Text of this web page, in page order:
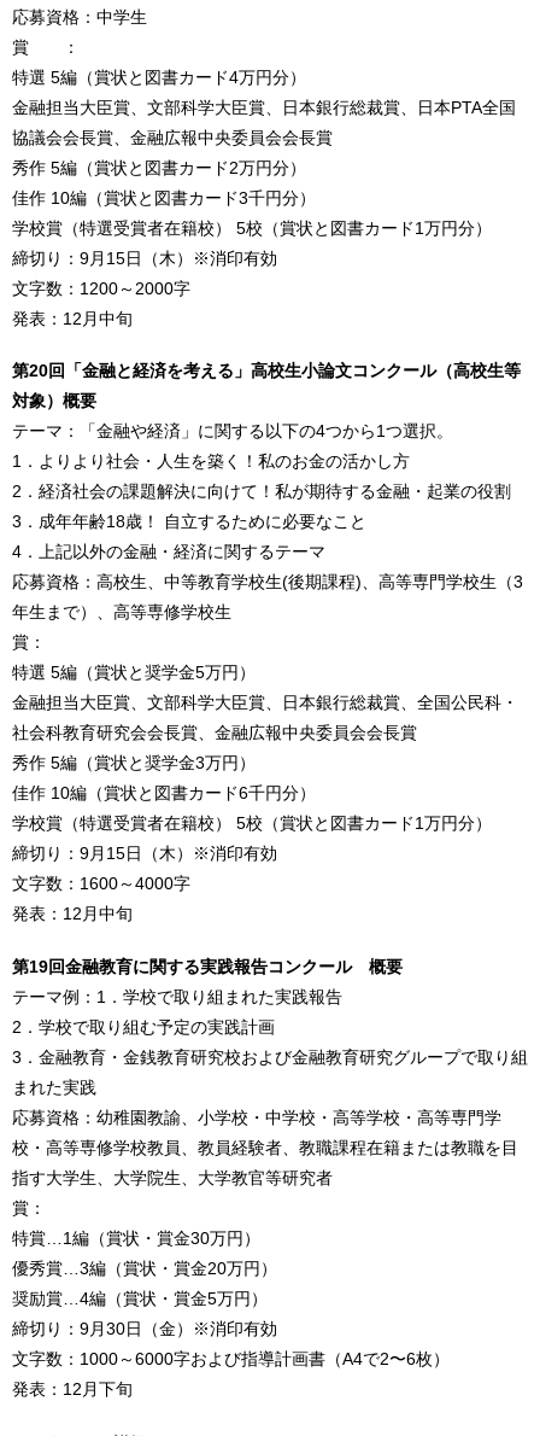
応募資格：中学生
賞 ：
特選 5編（賞状と図書カード4万円分）
金融担当大臣賞、文部科学大臣賞、日本銀行総裁賞、日本PTA全国
協議会会長賞、金融広報中央委員会会長賞
秀作 5編（賞状と図書カード2万円分）
佳作 10編（賞状と図書カード3千円分）
学校賞（特選受賞者在籍校） 5校（賞状と図書カード1万円分）
締切り：9月15日（木）※消印有効
文字数：1200～2000字
発表：12月中旬
第20回「金融と経済を考える」高校生小論文コンクール（高校生等
対象）概要
テーマ：「金融や経済」に関する以下の4つから1つ選択。
1．よりより社会・人生を築く！私のお金の活かし方
2．経済社会の課題解決に向けて！私が期待する金融・起業の役割
3．成年年齢18歳！ 自立するために必要なこと
4．上記以外の金融・経済に関するテーマ
応募資格：高校生、中等教育学校生(後期課程)、高等専門学校生（3
年生まで）、高等専修学校生
賞：
特選 5編（賞状と奨学金5万円）
金融担当大臣賞、文部科学大臣賞、日本銀行総裁賞、全国公民科・
社会科教育研究会会長賞、金融広報中央委員会会長賞
秀作 5編（賞状と奨学金3万円）
佳作 10編（賞状と図書カード6千円分）
学校賞（特選受賞者在籍校） 5校（賞状と図書カード1万円分）
締切り：9月15日（木）※消印有効
文字数：1600～4000字
発表：12月中旬
第19回金融教育に関する実践報告コンクール 概要
テーマ例：1．学校で取り組まれた実践報告
2．学校で取り組む予定の実践計画
3．金融教育・金銭教育研究校および金融教育研究グループで取り組
まれた実践
応募資格：幼稚園教諭、小学校・中学校・高等学校・高等専門学
校・高等専修学校教員、教員経験者、教職課程在籍または教職を目
指す大学生、大学院生、大学教官等研究者
賞：
特賞…1編（賞状・賞金30万円）
優秀賞…3編（賞状・賞金20万円）
奨励賞…4編（賞状・賞金5万円）
締切り：9月30日（金）※消印有効
文字数：1000～6000字および指導計画書（A4で2〜6枚）
発表：12月下旬